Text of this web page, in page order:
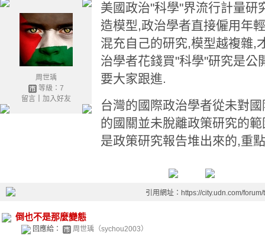
周世瑀
等級：7
留言｜ 加入好友
美國政治"科學"界流行計量研
造模型,政治學者直接僱用年
混充自己的研究,模型越複雜,
治學者花錢買"科學"研究是公
要大家跟進.
台灣的國際政治學者從未對
的國關並未脫離政策研究的範
是政策研究報告堆出來的,重
引用網址：https://city.udn.com/
倒也不是那麼變態
回應給： 周世瑀（sychou2003）